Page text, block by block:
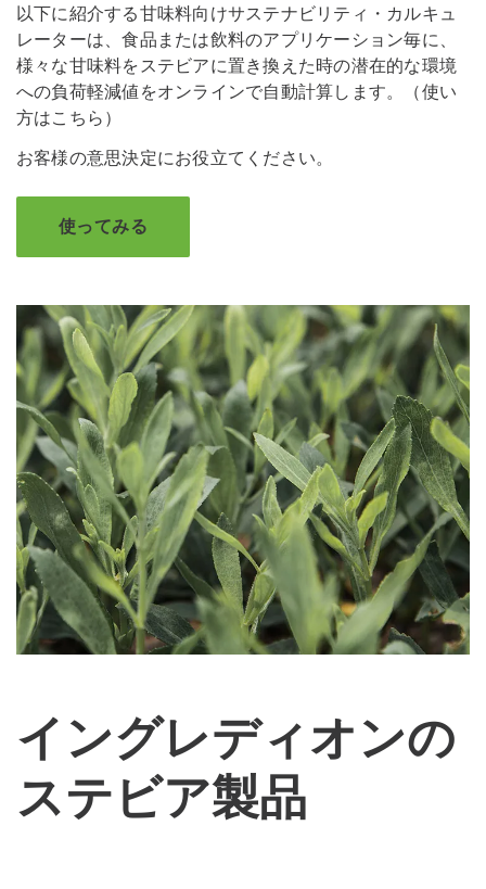
以下に紹介する甘味料向けサステナビリティ・カルキュ
レーターは、食品または飲料のアプリケーション毎に、
様々な甘味料をステビアに置き換えた時の潜在的な環境
への負荷軽減値をオンラインで自動計算します。（使い
方はこちら）
お客様の意思決定にお役立てください。
使ってみる
イングレディオンの
ステビア製品